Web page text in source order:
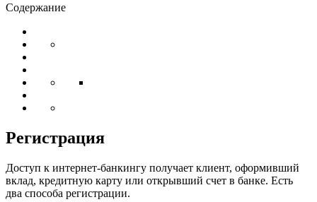
Содержание
Регистрация
Доступ к интернет-банкингу получает клиент, оформивший
вклад, кредитную карту или открывший счет в банке. Есть
два способа регистрации.